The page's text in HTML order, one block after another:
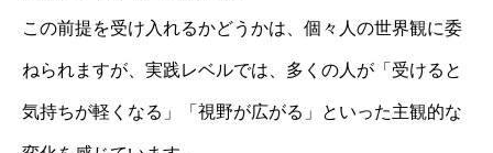
この前提を受け入れるかどうかは、個々人の世界観に委
ねられますが、実践レベルでは、多くの人が「受けると
気持ちが軽くなる」「視野が広がる」といった主観的な